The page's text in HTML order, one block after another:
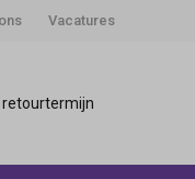
Vacatures
retourtermijn